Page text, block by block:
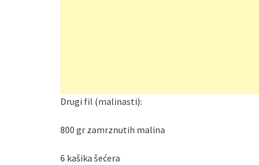
Drugi fil (malinasti):
800 gr zamrznutih malina
6 kašika šećera